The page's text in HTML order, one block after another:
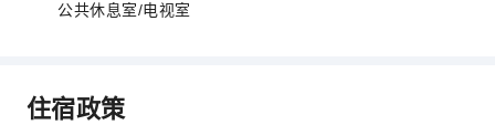
公共休息室/电视室
住宿政策